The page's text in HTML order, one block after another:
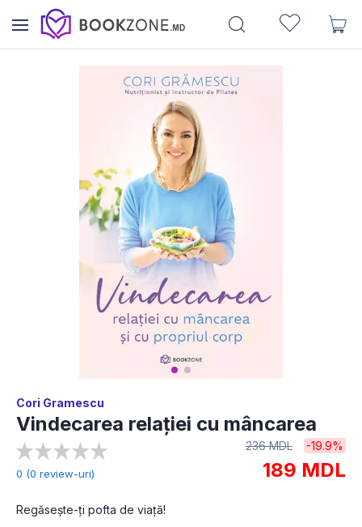
Cori Gramescu
Vindecarea relației cu mâncarea
0 (0 review-uri)
236 MDL -19.9%
189 MDL
Regăsește-ți pofta de viață!